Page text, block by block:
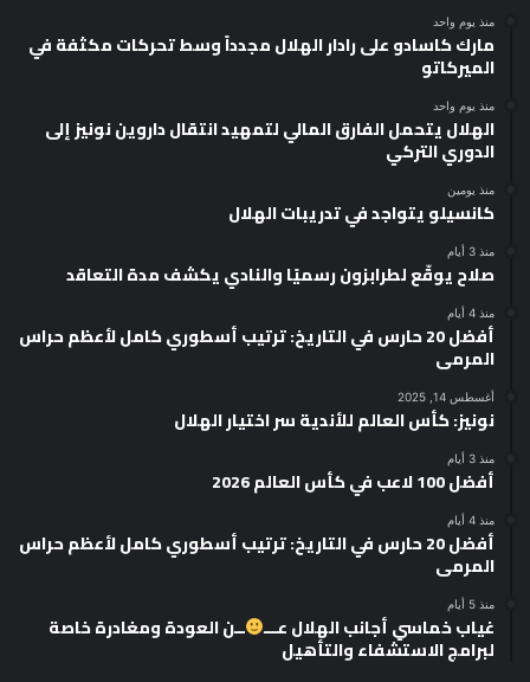
منذ يوم واحد
مارك كاسادو على رادار الهلال مجدداً وسط تحركات مكثفة في
الميركاتو
منذ يوم واحد
الهلال يتحمل الفارق المالي لتمهيد انتقال داروين نونيز إلى
الدوري التركي
منذ يومين
كانسيلو يتواجد في تدريبات الهلال
منذ 3 أيام
صلاح يوقّع لطرابزون رسميًا والنادي يكشف مدة التعاقد
منذ 4 أيام
أفضل 20 حارس في التاريخ: ترتيب أسطوري كامل لأعظم حراس
المرمى
أغسطس 14, 2025
نونيز: كأس العالم للأندية سر اختيار الهلال
منذ 3 أيام
أفضل 100 لاعب في كأس العالم 2026
منذ 4 أيام
أفضل 20 حارس في التاريخ: ترتيب أسطوري كامل لأعظم حراس
المرمى
منذ 5 أيام
غياب خماسي أجانب الهلال عـــ ــن العودة ومغادرة خاصة
لبرامج الاستشفاء والتأهيل